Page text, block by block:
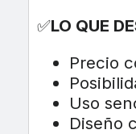
✅LO QUE
Precio
Uso
Diseño